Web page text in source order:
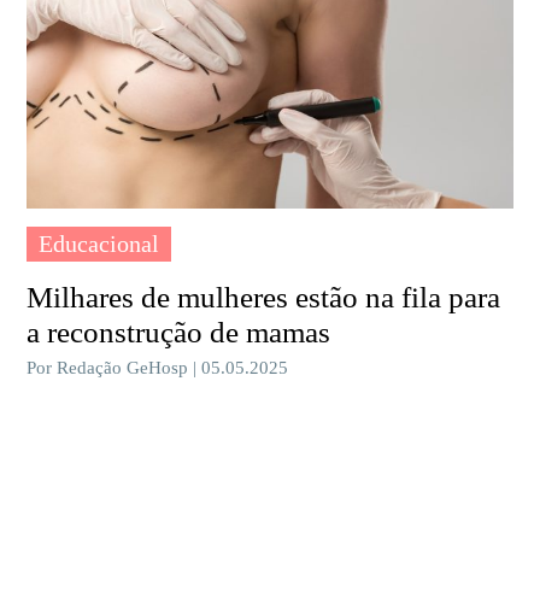
Educacional
Milhares de mulheres estão na fila para
a reconstrução de mamas
Por Redação GeHosp | 05.05.2025